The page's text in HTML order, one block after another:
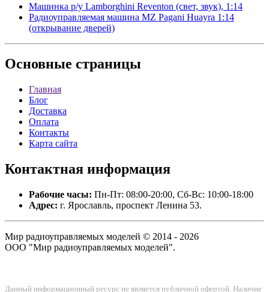
Машинка р/у Lamborghini Reventon (свет, звук), 1:14
Радиоуправляемая машина MZ Pagani Huayra 1:14
(открывание дверей)
Основные страницы
Главная
Блог
Доставка
Оплата
Контакты
Карта сайта
Контактная информация
Рабочие часы: Пн-Пт: 08:00-20:00, Сб-Вс: 10:00-18:00
Адрес: г. Ярославль, проспект Ленина 53.
Мир радиоуправляемых моделей © 2014 - 2026
ООО "Мир радиоуправляемых моделей".
Данный информационный ресурс не является публичной офертой. Наличие